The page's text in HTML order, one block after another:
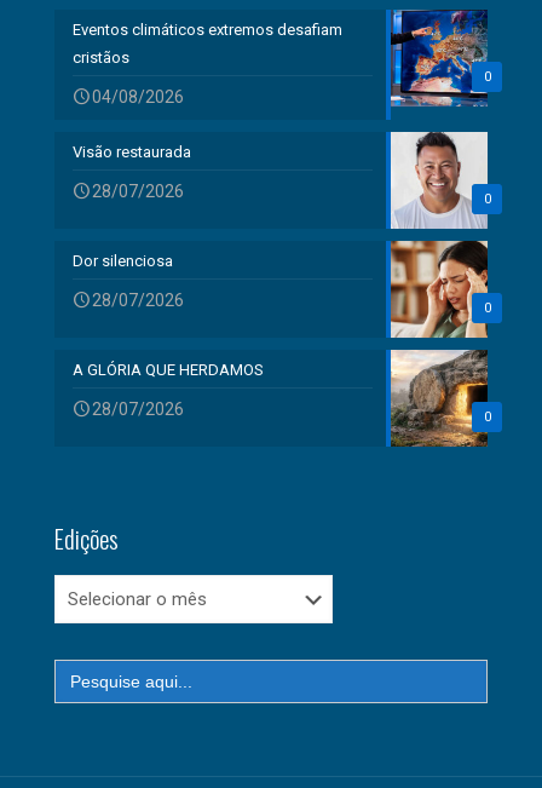
0
Eventos climáticos extremos desafiam
cristãos
04/08/2026
0
Visão restaurada
28/07/2026
0
Dor silenciosa
28/07/2026
0
A GLÓRIA QUE HERDAMOS
28/07/2026
Edições
Edições
Search
for: